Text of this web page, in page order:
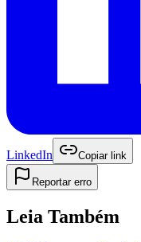
LinkedIn Copiar link
Reportar erro
Leia Também